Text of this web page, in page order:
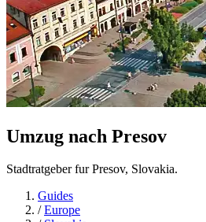
Umzug nach Presov
Stadtratgeber fur Presov, Slovakia.
Guides
/Europe